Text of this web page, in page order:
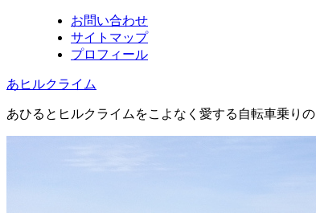
お問い合わせ
サイトマップ
プロフィール
あヒルクライム
あひるとヒルクライムをこよなく愛する自転車乗り